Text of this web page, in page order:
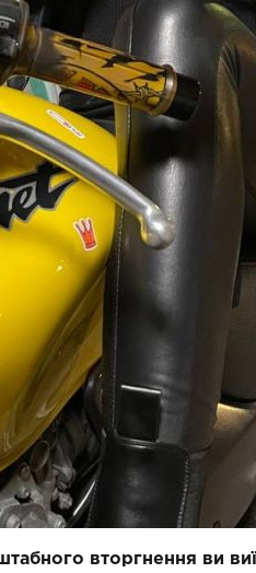
вторгнення ви